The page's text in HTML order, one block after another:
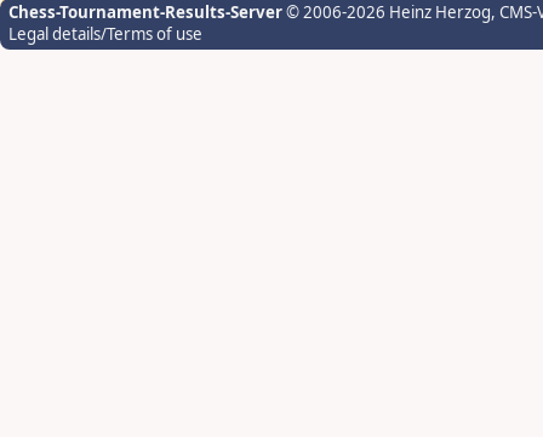
Chess-Tournament-Results-Server© 2006-2026 Heinz Herzog,
Legal details/Terms of use